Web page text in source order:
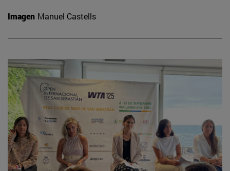
Imagen Manuel Castells